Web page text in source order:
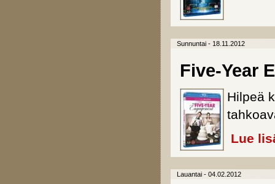
Sunnuntai - 18.11.2012
Five-Year
Hilpeä
Lue
Lauantai - 04.02.2012